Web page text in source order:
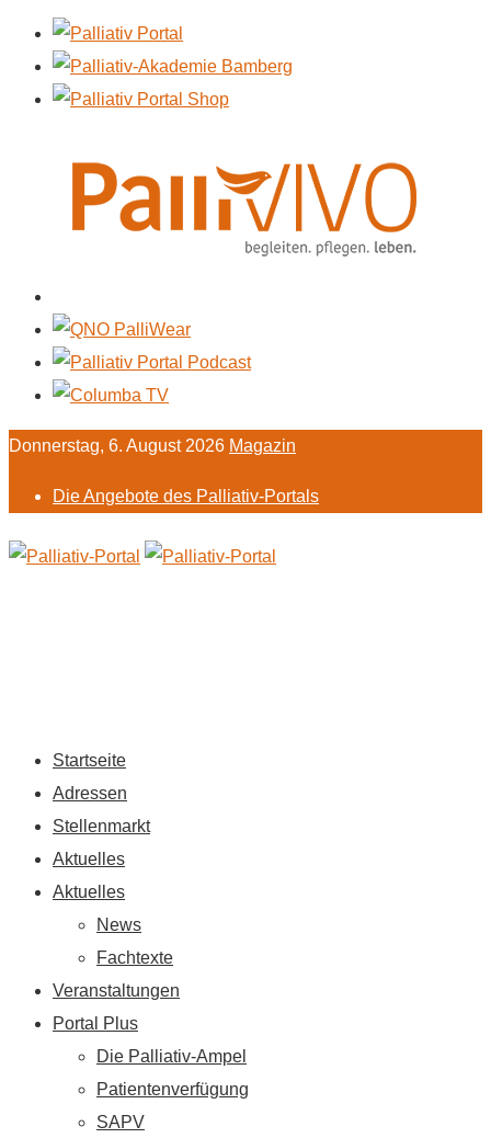
Donnerstag, 6. August 2026 Magazin
Die Angebote des Palliativ-Portals
Startseite
Adressen
Stellenmarkt
Aktuelles
Aktuelles
News
Fachtexte
Veranstaltungen
Portal Plus
Die Palliativ-Ampel
Patientenverfügung
SAPV